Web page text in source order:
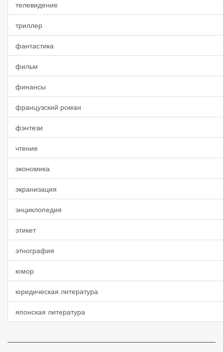
телевидение
триллер
фантастика
фильм
финансы
французский роман
фэнтези
чтение
экономика
экранизация
энциклопедия
этикет
этнография
юмор
юридическая литература
японская литература